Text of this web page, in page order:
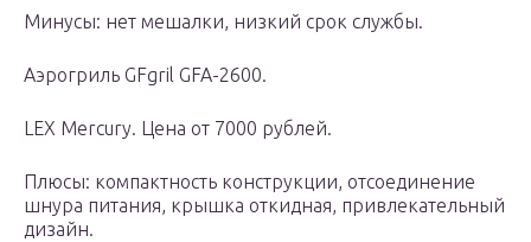
Минусы: нет мешалки, низкий срок службы.
Аэрогриль GFgril GFA-2600.
LEX Mercury. Цена от 7000 рублей.
Плюсы: компактность конструкции, отсоединение
шнура питания, крышка откидная, привлекательный
дизайн.